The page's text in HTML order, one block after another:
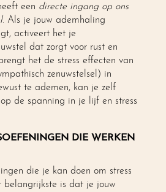
een directe ingang op ons
. Als je jouw ademhaling
activeert het je
dat zorgt voor rust en
het de stress effecten van
zenuwstelsel) in
te ademen, kan je zelf
de spanning in je lijf en stress
DIE WERKEN
die je kan doen om stress
belangrijkste is dat je jouw